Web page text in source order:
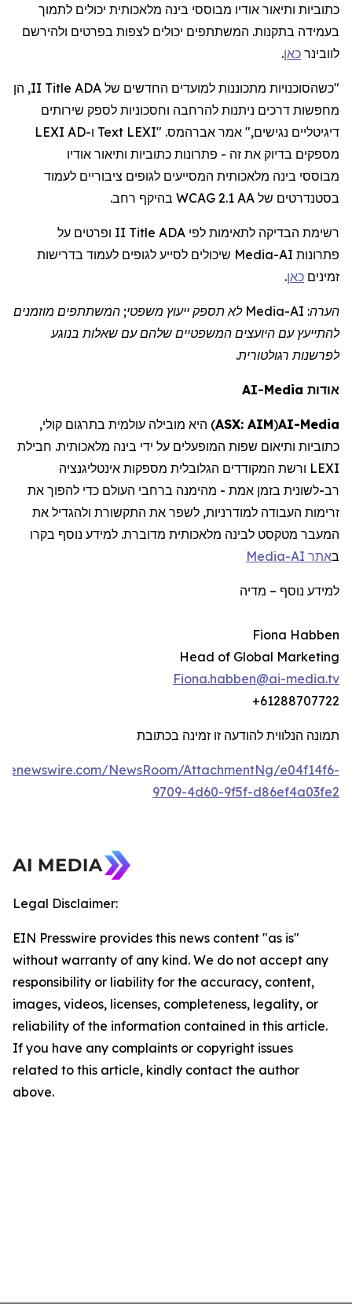
כתוביות ותיאור אודיו מבוססי בינה מלאכותית יכולים לתמוך
בעמידה בתקנות. המשתתפים יכולים לצפות בפרטים ולהירשם
לוובינר כאן.
"כשהסוכנויות מתכוננות למועדים החדשים של ADA Title
II, הן
מחפשות דרכים ניתנות להרחבה וחסכוניות לספק שירותים
דיגיטליים נגישים," אמר אברהמס. "LEXI
Text
ו-LEXI AD
מספקים בדיוק את זה - פתרונות כתוביות ותיאור אודיו
מבוססי בינה מלאכותית המסייעים לגופים ציבוריים לעמוד
בסטנדרטים של WCAG 2.1 AA בהיקף רחב.
רשימת הבדיקה לתאימות לפי ADA Title
II ופרטים על
פתרונות AI-
Media שיכולים לסייע לגופים לעמוד בדרישות
זמינים כאן.
הערה: AI- Media לא תספק ייעוץ משפטי; המשתתפים מוזמנים
להתייעץ עם היועצים המשפטיים שלהם עם שאלות בנוגע
לפרשנות רגולטורית.
אודות AI-Media
AI-Media
(
ASX: AIM
) היא מובילה עולמית בתרגום קולי,
כתוביות ותיאום שפות המופעלים על ידי בינה מלאכותית. חבילת
LEXI ורשת המקודדים הגלובלית מספקות אינטליגנציה
רב-לשונית בזמן אמת - מהימנה ברחבי העולם כדי להפוך את
זרימות העבודה למודרניות, לשפר את התקשורת ולהגדיל את
המעבר מטקסט לבינה מלאכותית מדוברת. למידע נוסף בקרו
באתר AI- Media
למידע נוסף – מדיה
Fiona Habben
Head of Global Marketing
Fiona.habben@ai-media.tv
+61288707722
תמונה הנלווית להודעה זו זמינה בכתובת
NewsRoom/AttachmentNg/e04f14f6-
9709-4d60-9f5f-d86ef4a03fe2
Legal Disclaimer:
EIN Presswire provides this news content "as is"
without warranty of any kind. We do not accept any
responsibility or liability for the accuracy, content,
images, videos, licenses, completeness, legality, or
reliability of the information contained in this article.
If you have any complaints or copyright issues
related to this article, kindly contact the author
above.